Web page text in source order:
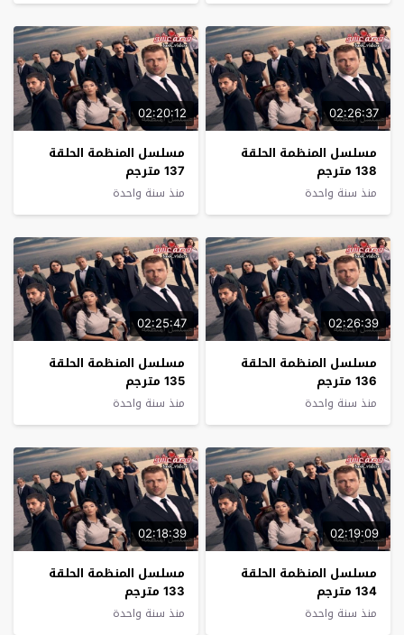
02:26:37
مسلسل المنظمة الحلقة
138 مترجم
منذ سنة واحدة
02:20:12
مسلسل المنظمة الحلقة
137 مترجم
منذ سنة واحدة
02:26:39
مسلسل المنظمة الحلقة
136 مترجم
منذ سنة واحدة
02:25:47
مسلسل المنظمة الحلقة
135 مترجم
منذ سنة واحدة
02:19:09
مسلسل المنظمة الحلقة
134 مترجم
منذ سنة واحدة
02:18:39
مسلسل المنظمة الحلقة
133 مترجم
منذ سنة واحدة